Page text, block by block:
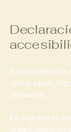
Esta
última vez el
relevante].
En [ingrese el
organización/